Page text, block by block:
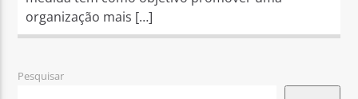
organização mais […]
Pesquisar